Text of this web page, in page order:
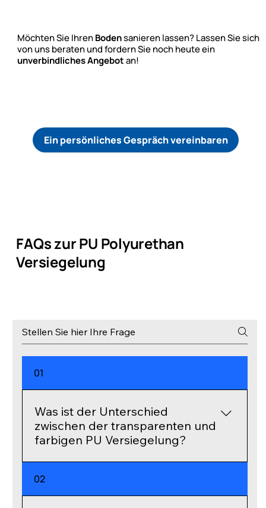
Möchten Sie IhrenBodensanieren lassen? Lassen Sie sich
von uns beraten und fordern Sie noch heute ein
unverbindliches Angebotan!
Ein persönliches Gespräch vereinbaren
FAQs zur PU Polyurethan
Versiegelung
01
Was ist der Unterschied
zwischen der transparenten und
farbigen PU Versiegelung?
Die transparente PU Versiegelung schützt
02